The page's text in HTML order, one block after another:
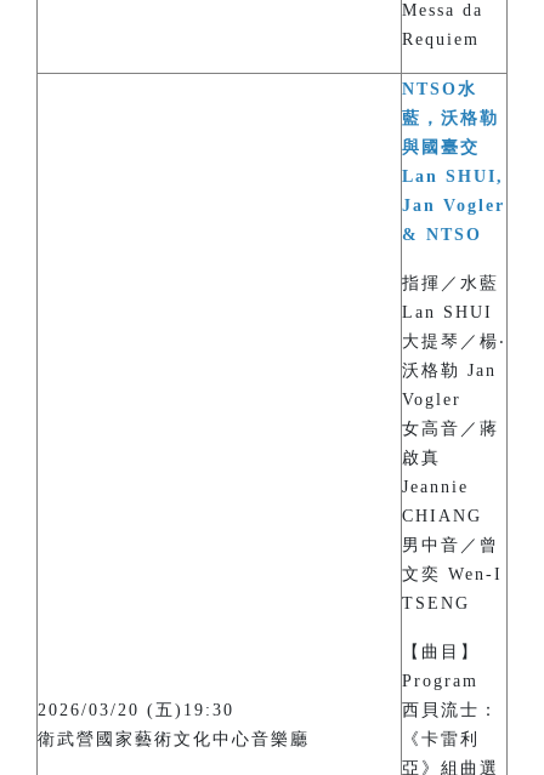
Messa da
Requiem
2026/03/20 (五)19:30
衛武營國家藝術文化中心音樂廳
NTSO水
藍，沃格勒
與國臺交
Lan SHUI,
Jan Vogler
& NTSO
指揮／水藍
Lan SHUI
大提琴／楊‧
沃格勒 Jan
Vogler
女高音／蔣
啟真
Jeannie
CHIANG
男中音／曾
文奕 Wen-I
TSENG
【曲目】
Program
西貝流士：
《卡雷利
亞》組曲選